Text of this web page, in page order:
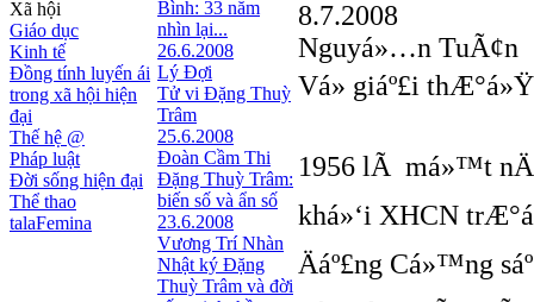
Xã hội
Giáo dục
Kinh tế
Đồng tính luyến ái
trong xã hội hiện
đại
Thế hệ @
Pháp luật
Đời sống hiện đại
Thể thao
talaFemina
Bình: 33 năm
nhìn lại...
26.6.2008
Lý Đợi
Tử vi Đặng Thuỳ
Trâm
25.6.2008
Đoàn Cầm Thi
Đặng Thuỳ Trâm:
biến số và ẩn số
23.6.2008
Vương Trí Nhàn
Nhật ký Ðặng
Thuỳ Trâm và đời
8.7.2008
Nguyá»…n TuÃ¢n
Vá» giáº£i
1956 lÃ má»™t
khá»‘i XHCN
Äáº£ng Cá»™ng